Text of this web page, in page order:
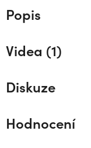
Popis
Videa (1)
Diskuze
Hodnocení